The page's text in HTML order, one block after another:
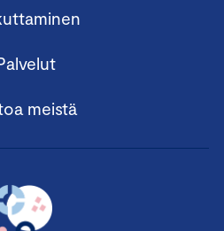
meistä